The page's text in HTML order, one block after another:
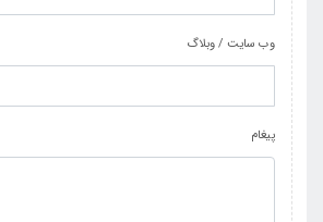
وب سایت / وبلاگ
پیغام